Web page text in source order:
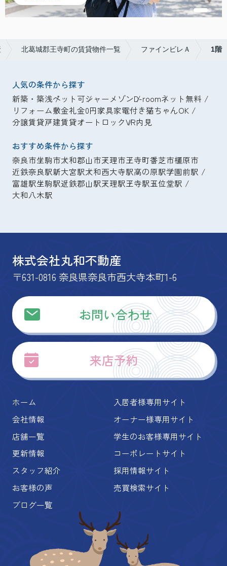
北葛城郡王寺町の賃貸物件一覧 ファインビレＡ 1階
人気の条件から探す
新築・築浅ペット可シャーメゾンD-roomネット無料
リフォーム敷金礼金0円家具家電付き猫ちゃんOK
分譲賃貸戸建賃貸オートロックVR内見
おすすめ条件から探す
奈良市生駒市大和郡山市天理市王寺町香芝市橿原市
近鉄奈良駅新大宮駅大和西大寺駅高の原駅学園前駅
富雄駅生駒駅近鉄郡山駅天理駅王寺駅五位堂駅
大和八木駅
株式会社丸和不動産
〒631-0816 奈良県奈良市西大寺本町1-6
お問い合わせ
来店予約
ホーム
会社情報
店舗一覧
更新情報
スタッフ紹介
お客様の声
ブログ一覧
入居者様専用サイト
オーナー様専用サイト
学生のお客様専用サイト
コーポレートサイト
採用情報サイト
売買検索サイト